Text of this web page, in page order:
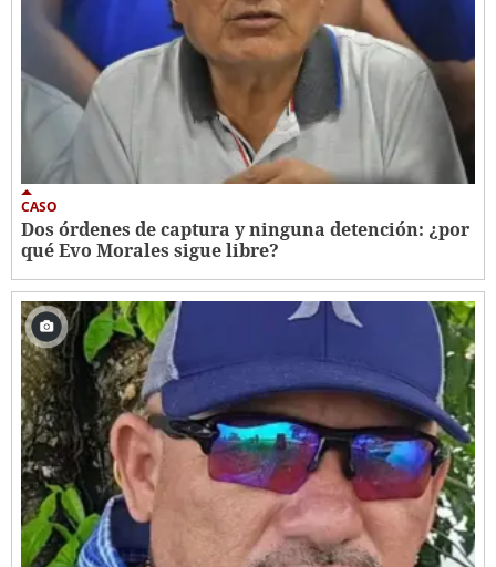
CASO
Dos órdenes de captura y ninguna detención: ¿por
qué Evo Morales sigue libre?